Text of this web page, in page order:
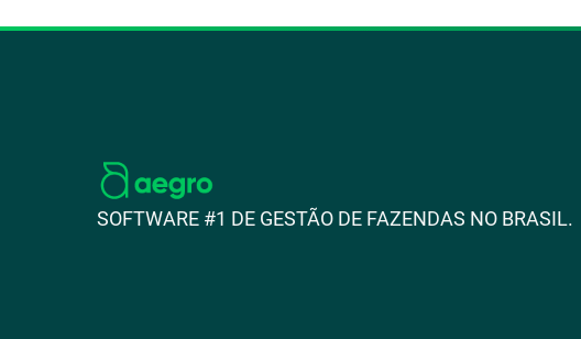
SOFTWARE #1 DE GESTÃO DE FAZENDAS NO BRASIL.